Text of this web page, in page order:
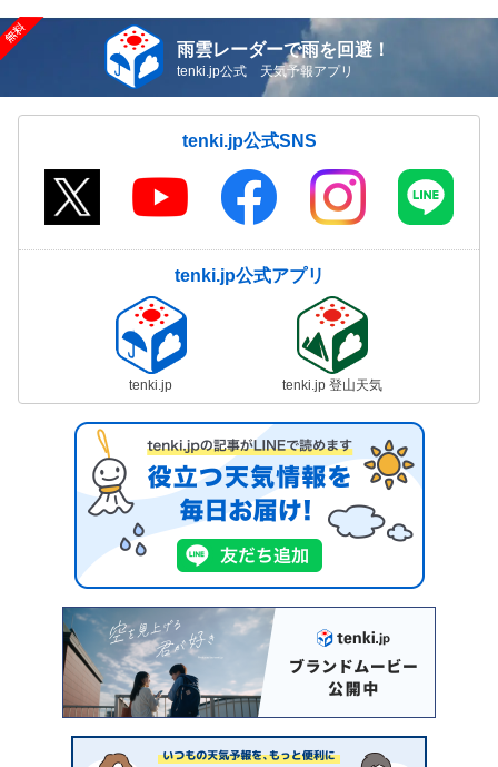
雨雲レーダーで雨を回避！
tenki.jp公式 天気予報アプリ
tenki.jp公式SNS
tenki.jp公式アプリ
tenki.jp tenki.jp 登山天気